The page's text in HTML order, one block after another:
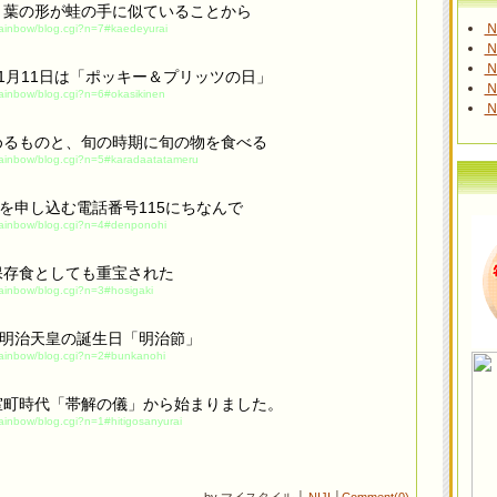
の形が蛙の手に似ていることから
blog.cgi?n=7#kaedeyurai
11日は「ポッキー＆プリッツの日」
blog.cgi?n=6#okasikinen
ものと、旬の時期に旬の物を食べる
blog.cgi?n=5#karadaatatameru
申し込む電話番号115にちなんで
blog.cgi?n=4#denponohi
食としても重宝された
blog.cgi?n=3#hosigaki
治天皇の誕生日「明治節」
blog.cgi?n=2#bunkanohi
時代「帯解の儀」から始まりました。
blog.cgi?n=1#hitigosanyurai